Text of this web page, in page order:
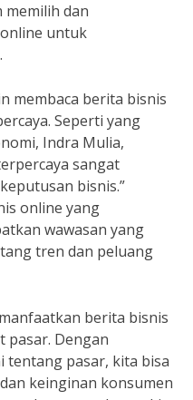
dan
untuk
membaca berita bisnis
Seperti yang
Indra Mulia,
sangat
bisnis.”
online yang
wawasan yang
tren dan peluang
berita bisnis
pasar. Dengan
pasar, kita bisa
keinginan konsumen